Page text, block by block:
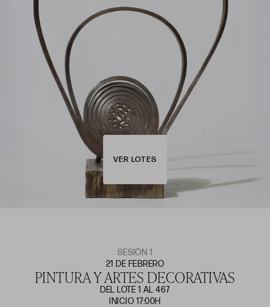
VER LOTES
SESIÓN 1
21 DE FEBRERO
PINTURA Y ARTES DECORATIVAS
DEL LOTE 1 AL 467
INICIO 17:00H